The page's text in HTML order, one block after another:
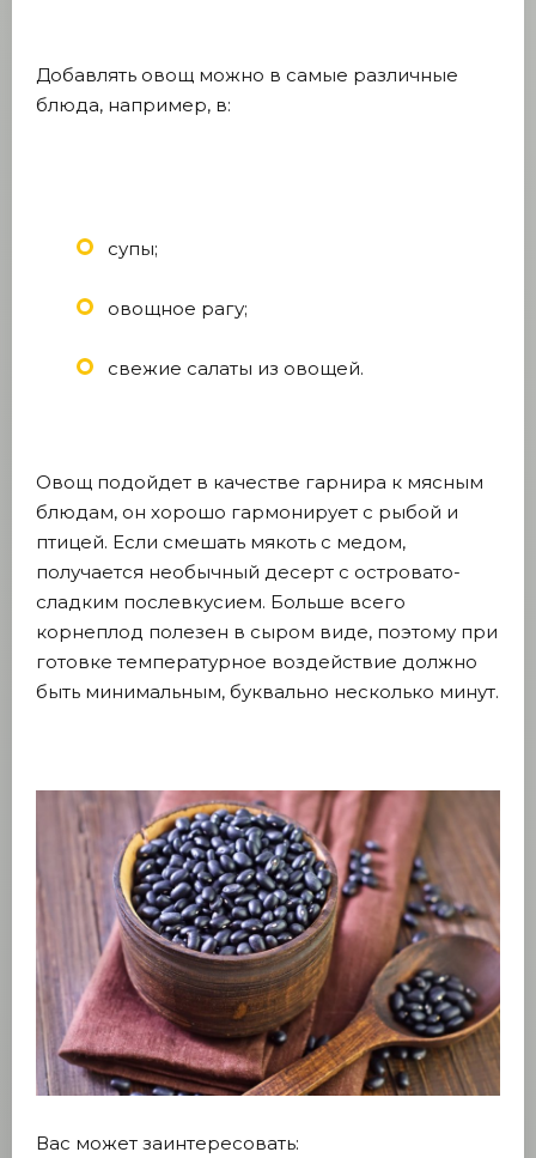
Добавлять овощ можно в самые различные
блюда, например, в:
супы;
овощное рагу;
свежие салаты из овощей.
Овощ подойдет в качестве гарнира к мясным
блюдам, он хорошо гармонирует с рыбой и
птицей. Если смешать мякоть с медом,
получается необычный десерт с островато-
сладким послевкусием. Больше всего
корнеплод полезен в сыром виде, поэтому при
готовке температурное воздействие должно
быть минимальным, буквально несколько минут.
Вас может заинтересовать: